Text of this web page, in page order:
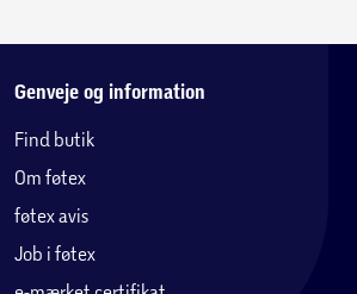
Genveje og information
Find butik
Om føtex
føtex avis
Job i føtex